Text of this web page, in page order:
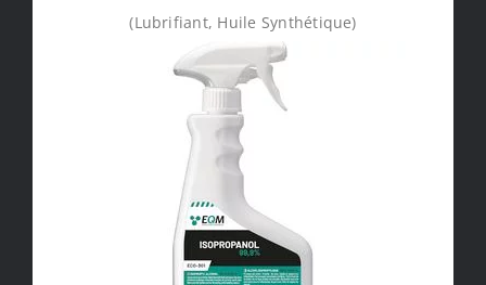
(Lubrifiant, Huile Synthétique)